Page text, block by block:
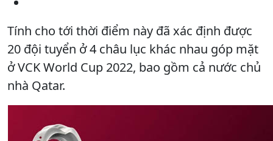
Tính cho tới thời điểm này đã xác định được
20 đội tuyển ở 4 châu lục khác nhau góp mặt
ở VCK World Cup 2022, bao gồm cả nước chủ
nhà Qatar.